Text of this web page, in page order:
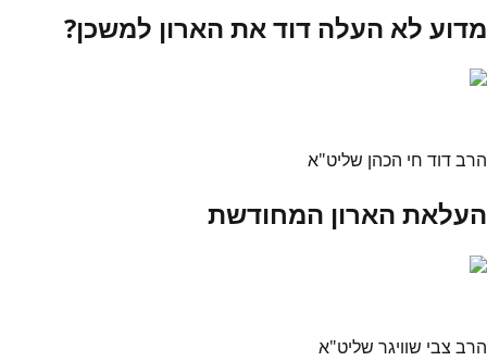
מדוע לא העלה דוד את הארון למשכן?
הרב דוד חי הכהן שליט"א
העלאת הארון המחודשת
הרב צבי שוויגר שליט"א